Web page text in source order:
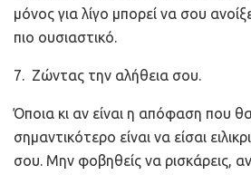
μόνος για λίγο μπορεί να σου
πιο ουσιαστικό.
7. Ζώντας την αλήθεια σου.
Όποια κι αν είναι η απόφαση που
σημαντικότερο είναι να είσαι
σου. Μην φοβηθείς να ρισκάρεις, αν